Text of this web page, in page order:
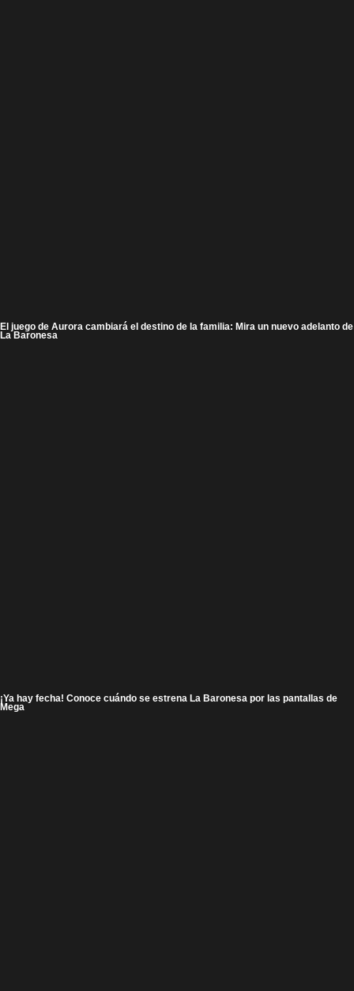
El juego de Aurora cambiará el destino de la familia: Mira un nuevo adelanto de
La Baronesa
¡Ya hay fecha! Conoce cuándo se estrena La Baronesa por las pantallas de
Mega